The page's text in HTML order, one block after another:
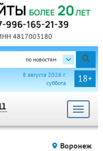
4817003180
по новостям
18+
8 августа 2026 г.
суббота
Toggle
Воронеж